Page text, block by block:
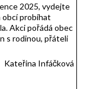
2025, vydejte
obcí probíhat
Akci pořádá obec
s rodinou, přáteli
Kateřina Infáčková